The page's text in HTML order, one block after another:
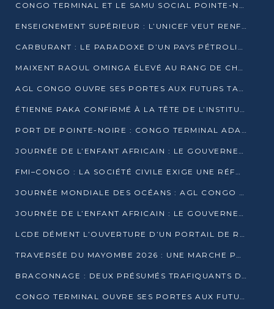
CONGO TERMINAL ET LE SAMU SOCIAL POINTE-NOIRE RENOUVELLENT LEUR PARTENARIAT EN FAVEUR DES JEUNES VULNÉRABLES
ENSEIGNEMENT SUPÉRIEUR : L’UNICEF VEUT RENFORCER LA RECHERCHE SUR LES QUESTIONS DE L’ENFANCE
CARBURANT : LE PARADOXE D’UN PAYS PÉTROLIER CONFRONTÉ À DES PÉNURIES RÉCURRENTES
MAIXENT RAOUL OMINGA ÉLEVÉ AU RANG DE CHEVALIER DE L’ORDRE DE L’AMITIÉ ENTRE LA RUSSIE ET LE CONGO
AGL CONGO OUVRE SES PORTES AUX FUTURS TALENTS DE LA LOGISTIQUE
ÉTIENNE PAKA CONFIRMÉ À LA TÊTE DE L’INSTITUT GÉOGRAPHIQUE NATIONAL
PORT DE POINTE-NOIRE : CONGO TERMINAL ADAPTE SON DRAGAGE AUX SABLES BITUMINEUX
JOURNÉE DE L’ENFANT AFRICAIN : LE GOUVERNEMENT RÉAFFIRME SON ENGAGEMENT POUR L’ACCÈS À L’EAU ET À L’ASSAINISSEMENT
FMI–CONGO : LA SOCIÉTÉ CIVILE EXIGE UNE RÉFORME DE LA FISCALITÉ PÉTROLIÈRE
JOURNÉE MONDIALE DES OCÉANS : AGL CONGO MOBILISE SES COLLABORATEURS POUR LA PRÉSERVATION DE LA BIODIVERSITÉ MARINE
JOURNÉE DE L’ENFANT AFRICAIN : LE GOUVERNEMENT MOBILISÉ POUR L’HYGIÈNE DANS LES ORPHELINATS
LCDE DÉMENT L’OUVERTURE D’UN PORTAIL DE RECRUTEMENT ET APPELLE À LA VIGILANCE
TRAVERSÉE DU MAYOMBE 2026 : UNE MARCHE POUR SENSIBILISER ET DÉPISTER AU DIABÈTE
BRACONNAGE : DEUX PRÉSUMÉS TRAFIQUANTS D’HIPPOPOTAME ÉCROUÉS À BRAZZAVILLE
CONGO TERMINAL OUVRE SES PORTES AUX FUTURS INGÉNIEURS DE L’UCAC-ICAM